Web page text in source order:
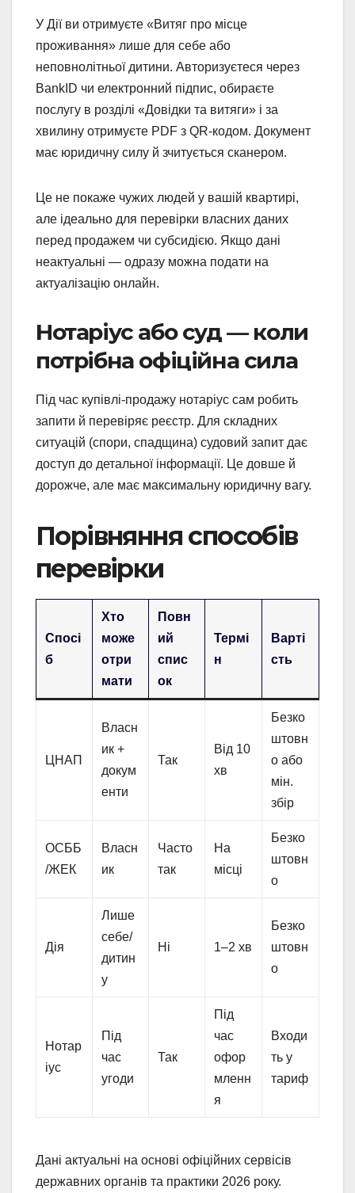
У Дії ви отримуєте «Витяг про місце
проживання» лише для себе або
неповнолітньої дитини. Авторизуєтеся через
BankID чи електронний підпис, обираєте
послугу в розділі «Довідки та витяги» і за
хвилину отримуєте PDF з QR-кодом. Документ
має юридичну силу й зчитується сканером.
Це не покаже чужих людей у вашій квартирі,
але ідеально для перевірки власних даних
перед продажем чи субсидією. Якщо дані
неактуальні — одразу можна подати на
актуалізацію онлайн.
Нотаріус або суд — коли
потрібна офіційна сила
Під час купівлі-продажу нотаріус сам робить
запити й перевіряє реєстр. Для складних
ситуацій (спори, спадщина) судовий запит дає
доступ до детальної інформації. Це довше й
дорожче, але має максимальну юридичну вагу.
Порівняння способів
перевірки
Спосі
б
Хто
може
отри
мати
Повн
ий
спис
ок
Термі
н
Варті
сть
ЦНАП
Власн
ик +
докум
енти
Так
Від 10
хв
Безко
штовн
о або
мін.
збір
ОСББ
/ЖЕК
Власн
ик
Часто
так
На
місці
Безко
штовн
о
Дія
Лише
себе/
дитин
у
Ні 1–2 хв
Безко
штовн
о
Нотар
іус
Під
час
угоди
Так
Під
час
офор
мленн
я
Входи
ть у
тариф
Дані актуальні на основі офіційних сервісів
державних органів та практики 2026 року.